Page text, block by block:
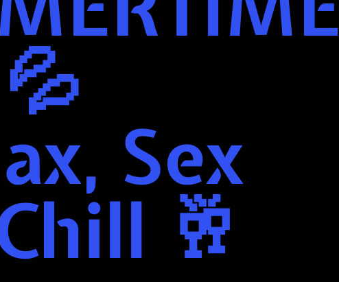
💦
Sex
🥂